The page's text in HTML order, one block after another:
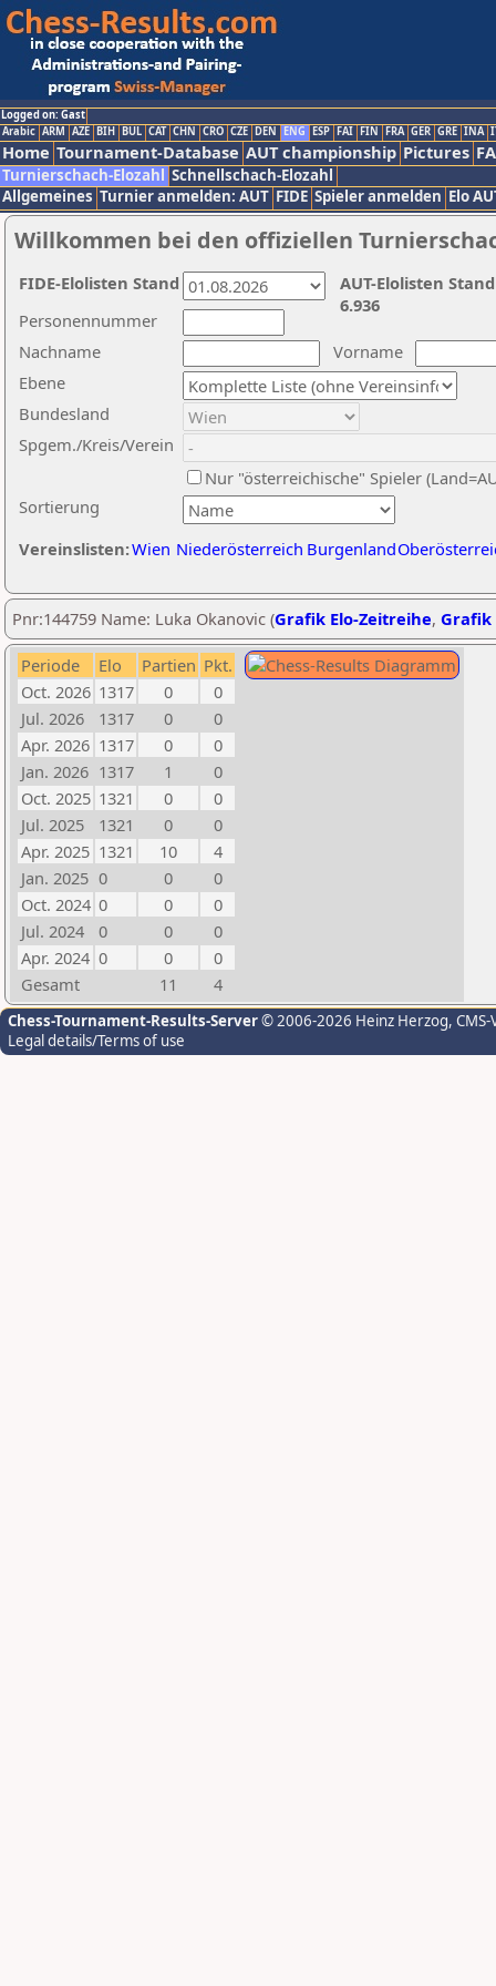
Logged on: Gast
Arabic ARM AZE BIH BUL CAT CHN CRO CZE DEN ENG ESP FAI FIN FRA GER GRE INA
Home Tournament-Database AUT championship Pictures
Turnierschach-Elozahl Schnellschach-Elozahl
Allgemeines Turnier anmelden: AUT FIDE Spieler anmelden Elo
Willkommen bei den offiziellen
Nachname
Vorname
Ebene
Sortierung
Personennummer
Bundesland
Spgem./Kreis/Verein
Nur "österreichische" Spieler
Vereinslisten:Wien Niederösterreich Burgenland
AUT-Elolisten
6.936
FIDE-Elolisten Stand
Pnr:144759 Name: Luka Okanovic (Grafik Elo-Zeitreihe, Grafik
Periode Elo Partien Pkt.
Oct. 2026 1317 0
0
Jul. 2026
1317 0
0
Apr. 2026 1317 0
0
Jan. 2026 1317 1
0
Oct. 2025 1321 0
0
Jul. 2025
1321 0
0
Apr. 2025 1321 10
4
Jan. 2025 0 0
0
Oct. 2024 0 0
0
Jul. 2024
0 0
0
Apr. 2024 0 0
0
Gesamt
11 4
Chess-Tournament-Results-Server© 2006-2026 Heinz Herzog,
Legal details/Terms of use